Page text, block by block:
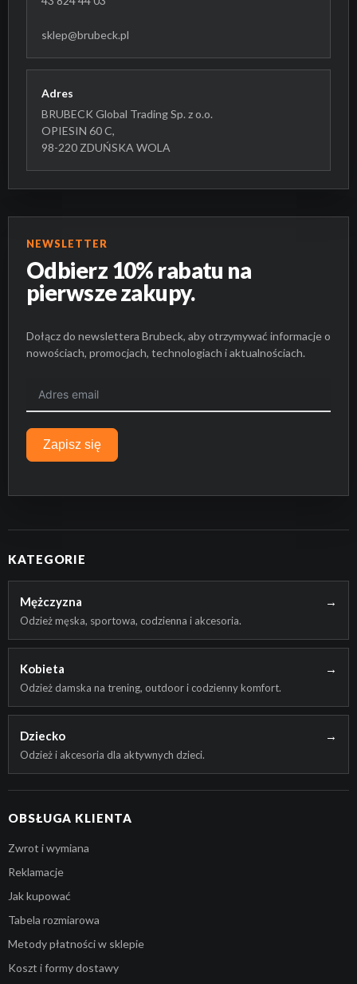
sklep@brubeck.pl
Adres
BRUBECK Global Trading Sp. z o.o.
OPIESIN 60 C,
98-220 ZDUŃSKA WOLA
NEWSLETTER
Odbierz 10% rabatu na
pierwsze zakupy.
Dołącz do newslettera Brubeck, aby otrzymywać informacje o
nowościach, promocjach, technologiach i aktualnościach.
Zapisz się
KATEGORIE
Mężczyzna →
Odzież męska, sportowa, codzienna i akcesoria.
Kobieta →
Odzież damska na trening, outdoor i codzienny komfort.
Dziecko →
Odzież i akcesoria dla aktywnych dzieci.
OBSŁUGA KLIENTA
Zwrot i wymiana
Reklamacje
Jak kupować
Tabela rozmiarowa
Metody płatności w sklepie
Koszt i formy dostawy